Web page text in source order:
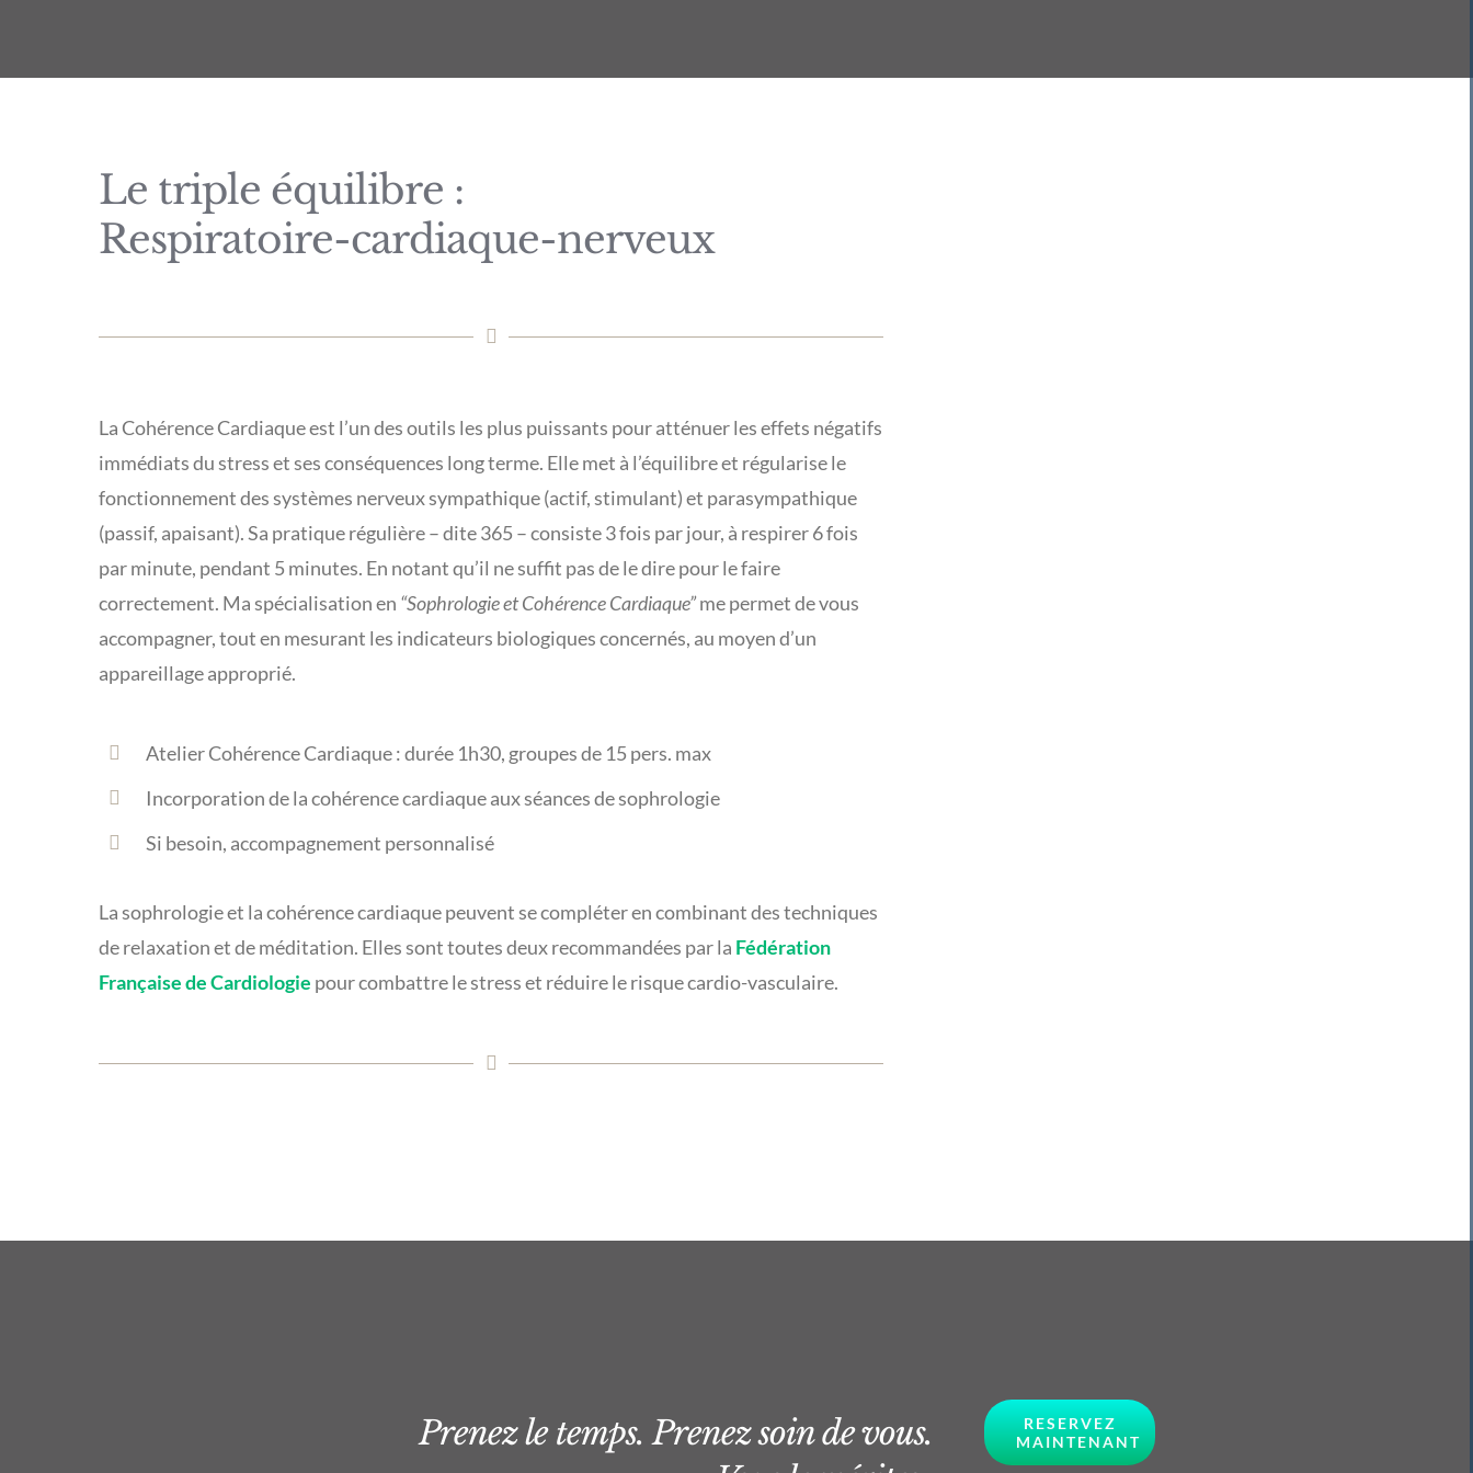
Le triple équilibre :
Respiratoire-cardiaque-nerveux
La Cohérence Cardiaque est l’un des outils les plus puissants pour atténuer les effets négatifs
immédiats du stress et ses conséquences long terme. Elle met à l’équilibre et régularise le
fonctionnement des systèmes nerveux sympathique (actif, stimulant) et parasympathique
(passif, apaisant). Sa pratique régulière – dite 365 – consiste 3 fois par jour, à respirer 6 fois
par minute, pendant 5 minutes. En notant qu’il ne suffit pas de le dire pour le faire
correctement. Ma spécialisation en “Sophrologie et Cohérence Cardiaque”me permet de vous
accompagner, tout en mesurant les indicateurs biologiques concernés, au moyen d’un
appareillage approprié.
Atelier Cohérence Cardiaque : durée 1h30, groupes de 15 pers. max
Incorporation de la cohérence cardiaque aux séances de sophrologie
Si besoin, accompagnement personnalisé
La sophrologie et la cohérence cardiaque peuvent se compléter en combinant des techniques
de relaxation et de méditation. Elles sont toutes deux recommandées par la Fédération
Française de Cardiologie pour combattre le stress et réduire le risque cardio-vasculaire.
Prenez le temps. Prenez soin de vous.
RESERVEZ
MAINTENANT